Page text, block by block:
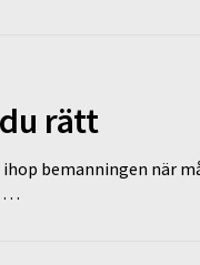
rätt
bemanningen när
…